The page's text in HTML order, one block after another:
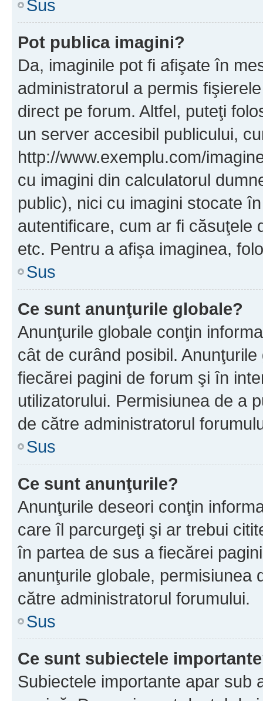
Sus
Pot publica imagini?
Da, imaginile pot fi afişate în
administratorul a permis
direct pe forum. Altfel, puteţi
un server accesibil publicului,
http://www.exemplu.com/
cu imagini din calculatorul
public), nici cu imagini stocate
autentificare, cum ar fi căsuţele
etc. Pentru a afişa imaginea,
Sus
Ce sunt anunţurile globale?
Anunţurile globale conţin
cât de curând posibil.
fiecărei pagini de forum şi în
utilizatorului. Permisiunea de a
de către administratorul
Sus
Ce sunt anunţurile?
Anunţurile deseori conţin
care îl parcurgeţi şi ar trebui
în partea de sus a fiecărei
anunţurile globale, permisiunea
către administratorul forumului.
Sus
Ce sunt subiectele
Subiectele importante apar sub